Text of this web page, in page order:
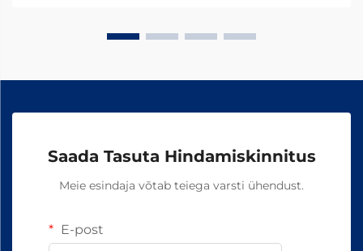
Saada Tasuta Hindamiskinnitus
Meie esindaja võtab teiega varsti ühendust.
E-post